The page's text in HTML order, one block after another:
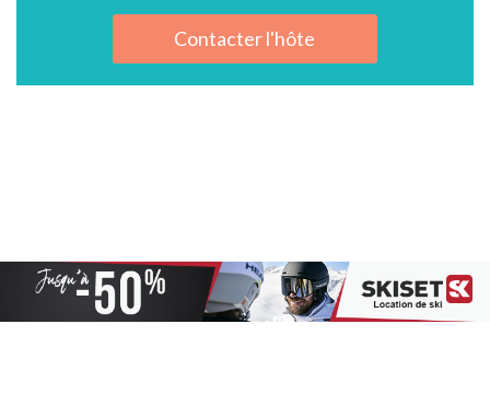
Contacter l'hôte